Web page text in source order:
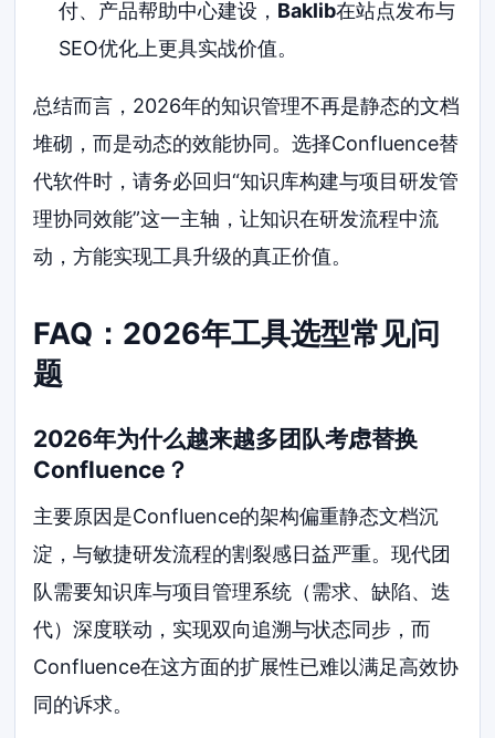
付、产品帮助中心建设， Baklib在站点发布与
SEO优化上更具实战价值。
总结而言，2026年的知识管理不再是静态的文档
堆砌，而是动态的效能协同。选择Confluence替
代软件时，请务必回归“知识库构建与项目研发管
理协同效能”这一主轴，让知识在研发流程中流
动，方能实现工具升级的真正价值。
FAQ：2026年工具选型常见问
题
2026年为什么越来越多团队考虑替换
Confluence？
主要原因是Confluence的架构偏重静态文档沉
淀，与敏捷研发流程的割裂感日益严重。现代团
队需要知识库与项目管理系统（需求、缺陷、迭
代）深度联动，实现双向追溯与状态同步，而
Confluence在这方面的扩展性已难以满足高效协
同的诉求。